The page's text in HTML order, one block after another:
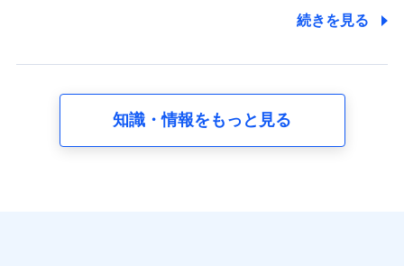
8.取引先個人情報
取引先としての選定業務、営業情報の提供業務、契約締結手
続きを見る
知識・情報をもっと見る